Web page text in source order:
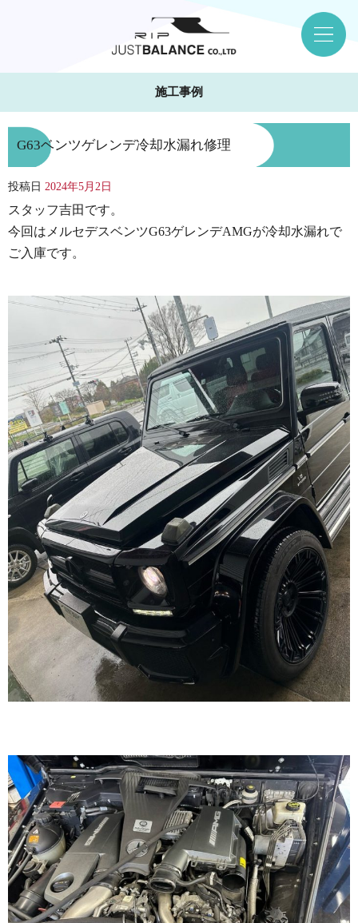
施工事例
G63ベンツゲレンデ冷却水漏れ修理
投稿日 2024年5月2日
スタッフ吉田です。
今回はメルセデスベンツG63ゲレンデAMGが冷却水漏れで
ご入庫です。